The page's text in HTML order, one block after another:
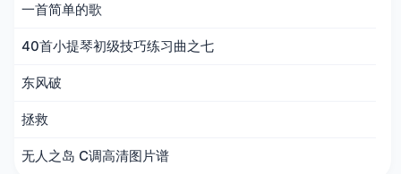
一首简单的歌
40首小提琴初级技巧练习曲之七
东风破
拯救
无人之岛 C调高清图片谱